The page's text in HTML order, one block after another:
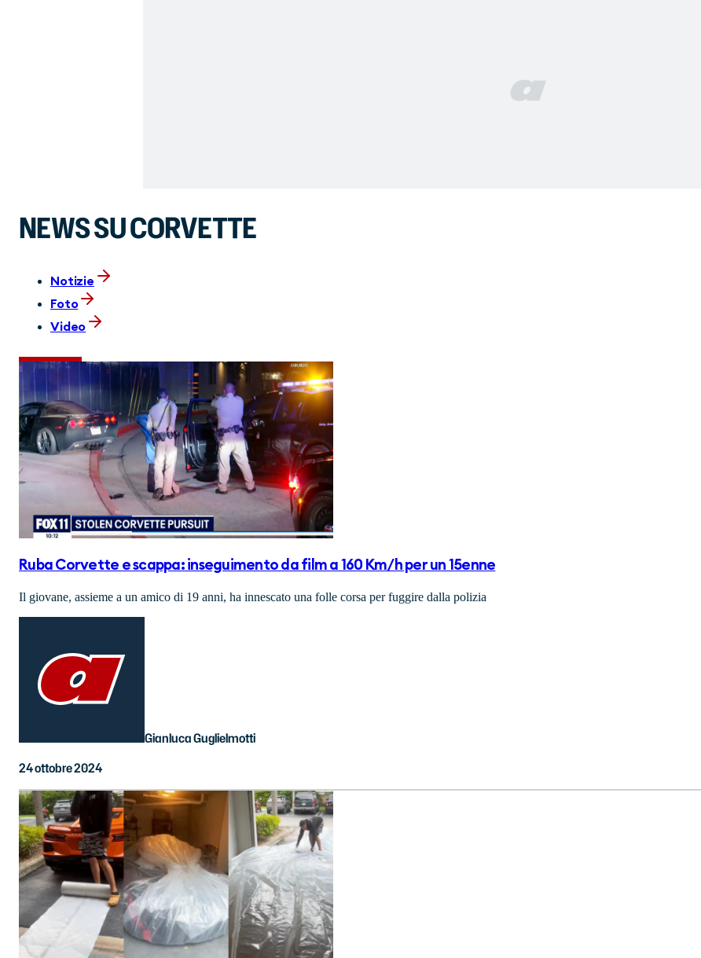
NEWS SU CORVETTE
Notizie
Foto
Video
Ruba Corvette e scappa: inseguimento da film a 160 Km/h per un 15enne
Il giovane, assieme a un amico di 19 anni, ha innescato una folle corsa per fuggire dalla polizia
Gianluca Guglielmotti
24 ottobre 2024